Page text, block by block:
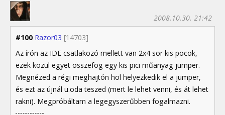
#100 Razor03 [14703]
2008.10.30. 21:42
Az írón az IDE csatlakozó mellett van 2x4 sor kis pöcök,
ezek közül egyet összefog egy kis pici műanyag jumper.
Megnézed a régi meghajtón hol helyezkedik el a jumper,
és ezt az újnál u.oda teszed (mert le lehet venni, és át lehet
rakni). Megpróbáltam a legegyszerűbben fogalmazni.